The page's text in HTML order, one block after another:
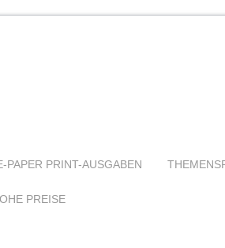
PAPER PRINT-AUSGABEN
PREISE